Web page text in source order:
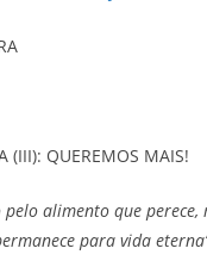
(III): QUEREMOS MAIS!
pelo alimento que perece,
para vida